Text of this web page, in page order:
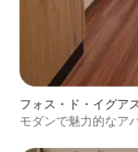
フォス・ド・イグア
モダンで魅力的なア